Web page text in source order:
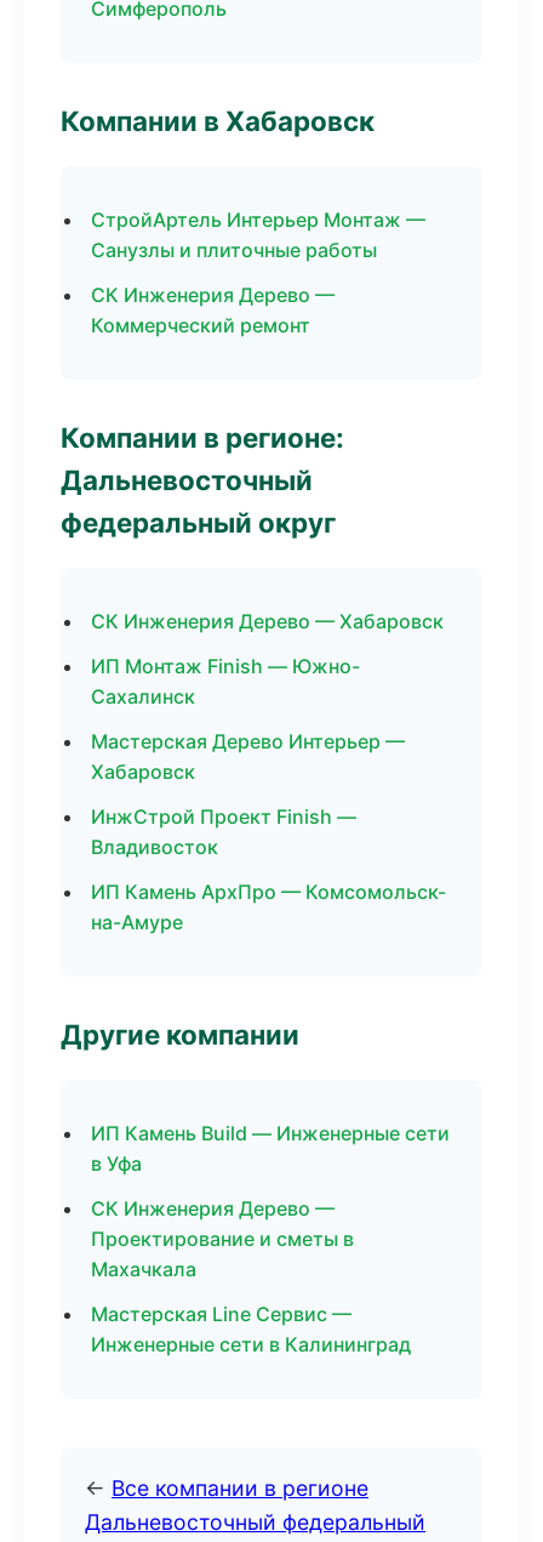
Симферополь
Компании в Хабаровск
СтройАртель Интерьер Монтаж —
Санузлы и плиточные работы
СК Инженерия Дерево —
Коммерческий ремонт
Компании в регионе:
Дальневосточный
федеральный округ
СК Инженерия Дерево — Хабаровск
ИП Монтаж Finish — Южно-
Сахалинск
Мастерская Дерево Интерьер —
Хабаровск
ИнжСтрой Проект Finish —
Владивосток
ИП Камень АрхПро — Комсомольск-
на-Амуре
Другие компании
ИП Камень Build — Инженерные сети
в Уфа
СК Инженерия Дерево —
Проектирование и сметы в
Махачкала
Мастерская Line Сервис —
Инженерные сети в Калининград
← Все компании в регионе
Дальневосточный федеральный